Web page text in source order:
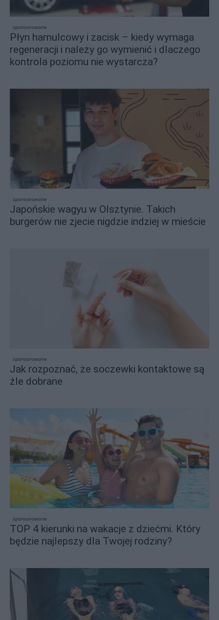
sponsorowane
Płyn hamulcowy i zacisk – kiedy wymaga
regeneracji i należy go wymienić i dlaczego
kontrola poziomu nie wystarcza?
sponsorowane
Japońskie wagyu w Olsztynie. Takich
burgerów nie zjecie nigdzie indziej w mieście
sponsorowane
Jak rozpoznać, że soczewki kontaktowe są
źle dobrane
sponsorowane
TOP 4 kierunki na wakacje z dziećmi. Który
będzie najlepszy dla Twojej rodziny?